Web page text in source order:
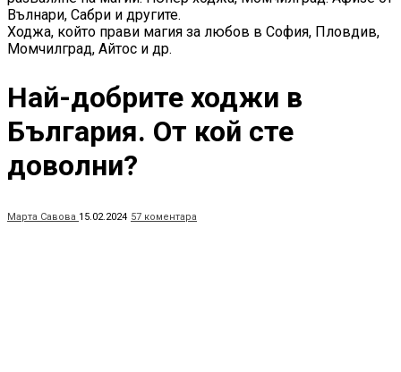
Ходжа, който прави магия за любов в София, Пловдив,
Момчилград, Айтос и др.
Най-добрите ходжи в
България. От кой сте
доволни?
Марта Савова 15.02.2024 57 коментара